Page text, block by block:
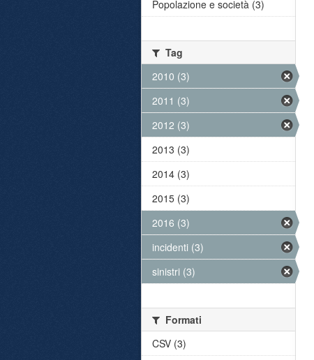
Popolazione e società (3)
Tag
2010 (3)
2011 (3)
2012 (3)
2013 (3)
2014 (3)
2015 (3)
2016 (3)
incidenti (3)
sinistri (3)
Formati
CSV (3)